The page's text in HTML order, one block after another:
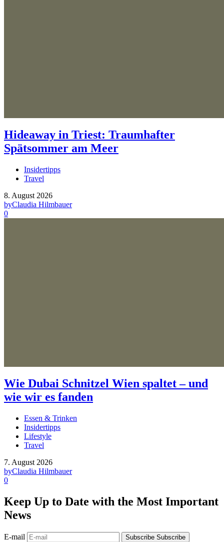
Hideaway in Triest: Traumhafter
Spätsommer am Meer
Insidertipps
Travel
8. August 2026
byClaudia Hilmbauer
0
Wie Dubai Schnitzel Wien spaltet – und
wie wir es fanden
Essen & Trinken
Insidertipps
Lifestyle
Travel
7. August 2026
byClaudia Hilmbauer
0
Keep Up to Date with the Most Important
News
E-mail Subscribe Subscribe